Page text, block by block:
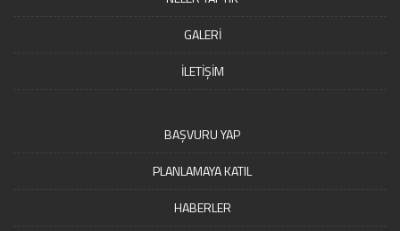
GALERİ
İLETİŞİM
BAŞVURU YAP
PLANLAMAYA KATIL
HABERLER